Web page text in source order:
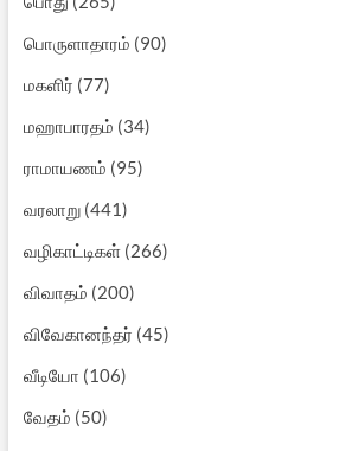
பொருளாதாரம் (90)
மகளிர் (77)
மஹாபாரதம் (34)
ராமாயணம் (95)
வரலாறு(441)
வழிகாட்டிகள்(266)
விவாதம் (200)
விவேகானந்தர் (45)
வீடியோ (106)
வேதம் (50)